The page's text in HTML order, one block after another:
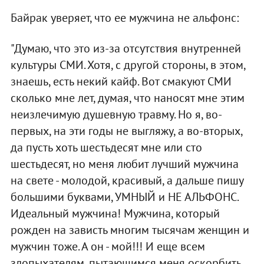
Байрак уверяет, что ее мужчина не альфонс:
"Думаю, что это из-за отсутствия внутренней
культуры СМИ. Хотя, с другой стороны, в этом,
знаешь, есть некий кайф. Вот смакуют СМИ
сколько мне лет, думая, что наносят мне этим
неизлечимую душевную травму. Но я, во-
первых, на эти годы не выгляжу, а во-вторых,
да пусть хоть шестьдесят мне или сто
шестьдесят, но меня любит лучший мужчина
на свете - молодой, красивый, а дальше пишу
большими буквами, УМНЫЙ и НЕ АЛЬФОНС.
Идеальный мужчина! Мужчина, который
рожден на зависть многим тысячам женщин и
мужчин тоже. А он - мой!!! И еще всем